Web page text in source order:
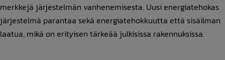
merkkejä järjestelmän vanhenemisesta. Uusi energiatehokas
järjestelmä parantaa sekä energiatehokkuutta että sisäilman
laatua, mikä on erityisen tärkeää julkisissa rakennuksissa.